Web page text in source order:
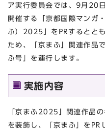
ア実行委員会では、9月20
開催する「京都国際マンガ
ふ）2025」をPRするとと
ため、「京まふ」関連作品
ふ号」を運行します。
実施内容
「京まふ2025」関連作品
を装飾し、「京まふ」をPR